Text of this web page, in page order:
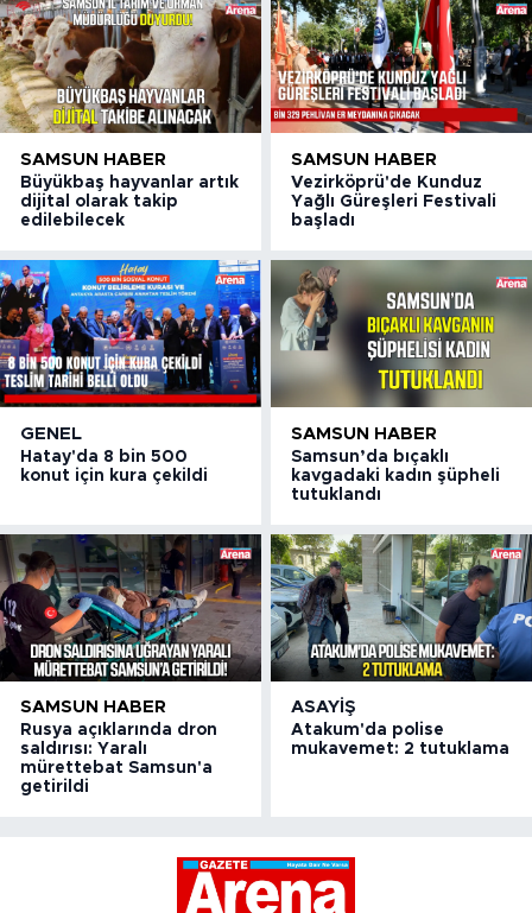
SAMSUN HABER
Büyükbaş hayvanlar artık
dijital olarak takip
edilebilecek
SAMSUN HABER
Vezirköprü'de Kunduz
Yağlı Güreşleri Festivali
başladı
GENEL
Hatay'da 8 bin 500
konut için kura çekildi
SAMSUN HABER
Samsun’da bıçaklı
kavgadaki kadın şüpheli
tutuklandı
SAMSUN HABER
Rusya açıklarında dron
saldırısı: Yaralı
mürettebat Samsun'a
getirildi
ASAYIŞ
Atakum'da polise
mukavemet: 2 tutuklama